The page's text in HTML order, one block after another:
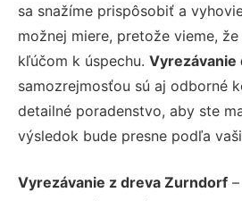
sa snažíme prispôsobiť a
možnej miere, pretože vieme,
kľúčom k úspechu.
samozrejmosťou sú aj odborné
detailné poradenstvo, aby ste
výsledok bude presne podľa
Vyrezávanie z dreva Zurndorf